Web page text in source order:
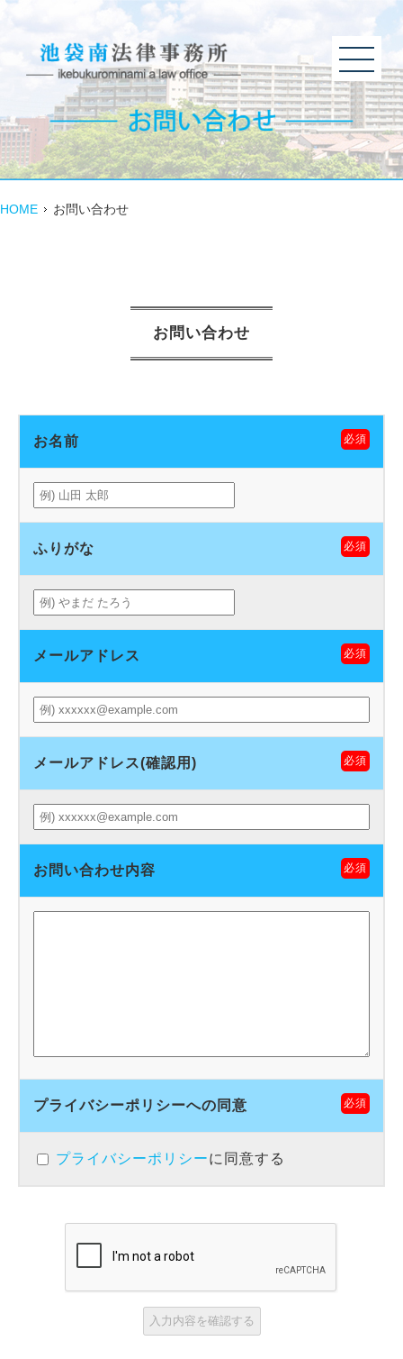
HOME お問い合わせ
お問い合わせ
お名前 必須
ふりがな 必須
メールアドレス 必須
メールアドレス(確認用) 必須
お問い合わせ内容 必須
プライバシーポリシーへの同意 必須
プライバシーポリシーに同意する